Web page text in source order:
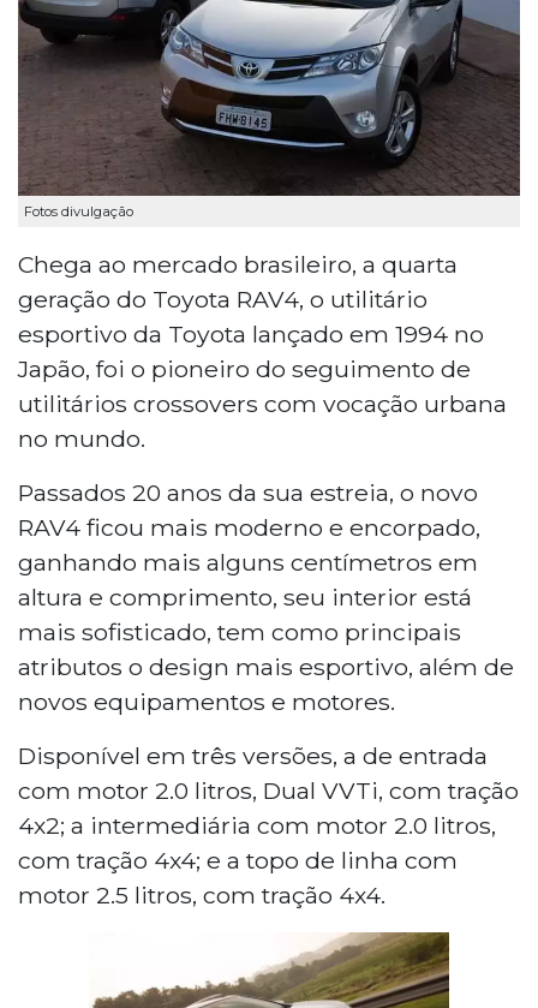
Fotos divulgação
Chega ao mercado brasileiro, a quarta
geração do Toyota RAV4, o utilitário
esportivo da Toyota lançado em 1994 no
Japão, foi o pioneiro do seguimento de
utilitários crossovers com vocação urbana
no mundo.
Passados 20 anos da sua estreia, o novo
RAV4 ficou mais moderno e encorpado,
ganhando mais alguns centímetros em
altura e comprimento, seu interior está
mais sofisticado, tem como principais
atributos o design mais esportivo, além de
novos equipamentos e motores.
Disponível em três versões, a de entrada
com motor 2.0 litros, Dual VVTi, com tração
4x2; a intermediária com motor 2.0 litros,
com tração 4x4; e a topo de linha com
motor 2.5 litros, com tração 4x4.